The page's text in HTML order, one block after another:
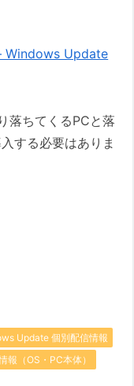
Windows Update
落ちてくるPCと落
する必要はありま
Update 個別配信情報
報（OS・PC本体）